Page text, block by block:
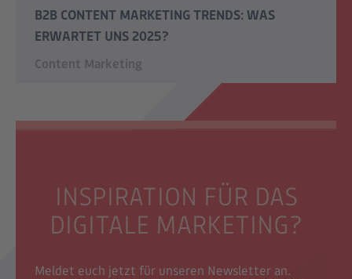
B2B CONTENT MARKETING TRENDS: WAS
ERWARTET UNS 2025?
Content Marketing
INSPIRATION FÜR DAS
DIGITALE MARKETING?
Meldet euch jetzt für unseren Newsletter an.